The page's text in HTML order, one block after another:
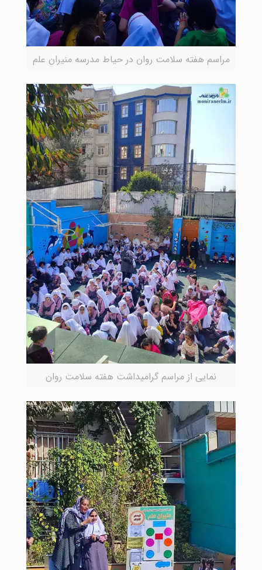
مراسم هفته سلامت روان در حیاط مدرسه منیران علم
نمایی از مراسم گرامیداشت هفته سلامت روان